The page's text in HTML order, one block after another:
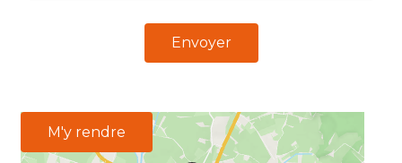
Envoyer
M'y rendre